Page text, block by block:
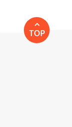
TOP